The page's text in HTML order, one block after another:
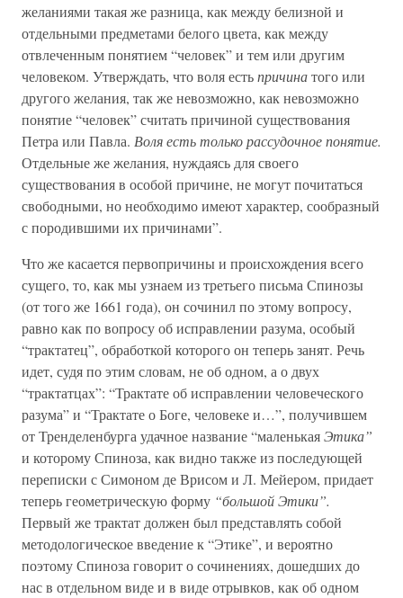
желаниями такая же разница, как между белизной и
отдельными предметами белого цвета, как между
отвлеченным понятием “человек” и тем или другим
человеком. Утверждать, что воля естьпричинатого или
другого желания, так же невозможно, как невозможно
понятие “человек” считать причиной существования
Петра или Павла. Воля есть только рассудочное понятие.
Отдельные же желания, нуждаясь для своего
существования в особой причине, не могут почитаться
свободными, но необходимо имеют характер, сообразный
с породившими их причинами”.
Что же касается первопричины и происхождения всего
сущего, то, как мы узнаем из третьего письма Спинозы
(от того же 1661 года), он сочинил по этому вопросу,
равно как по вопросу об исправлении разума, особый
“трактатец”, обработкой которого он теперь занят. Речь
идет, судя по этим словам, не об одном, а о двух
“трактатцах”: “Трактате об исправлении человеческого
разума” и “Трактате о Боге, человеке и…”, получившем
от Тренделенбурга удачное название “маленькаяЭтика”
и которому Спиноза, как видно также из последующей
переписки с Симоном де Врисом и Л. Мейером, придает
теперь геометрическую форму “большой Этики”.
Первый же трактат должен был представлять собой
методологическое введение к “Этике”, и вероятно
поэтому Спиноза говорит о сочинениях, дошедших до
нас в отдельном виде и в виде отрывков, как об одном